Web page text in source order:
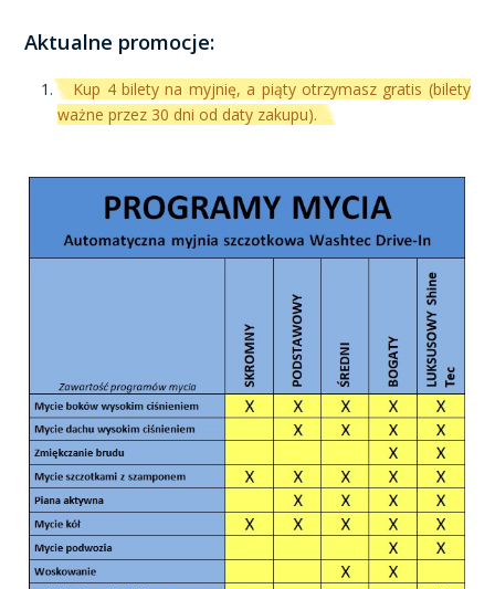
Aktualne promocje:
Kup 4 bilety na myjnię, a piąty otrzymasz gratis (bilety
ważne przez 30 dni od daty zakupu).